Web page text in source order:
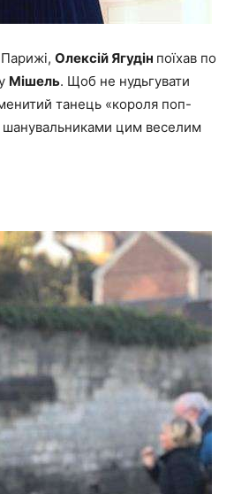
Олексій Ягудін поїхав по
Мішель. Щоб не нудьгувати
танець «короля поп-
шанувальниками цим веселим